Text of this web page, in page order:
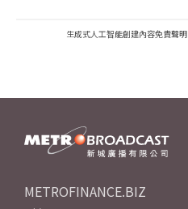
生成式人工智能創建內容免責聲明
METROFINANCE.BIZ